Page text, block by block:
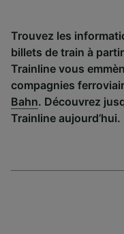
Trouvez les
billets de train à
Trainline vous
compagnies
Bahn. Découvrez
Trainline aujourd’hui.